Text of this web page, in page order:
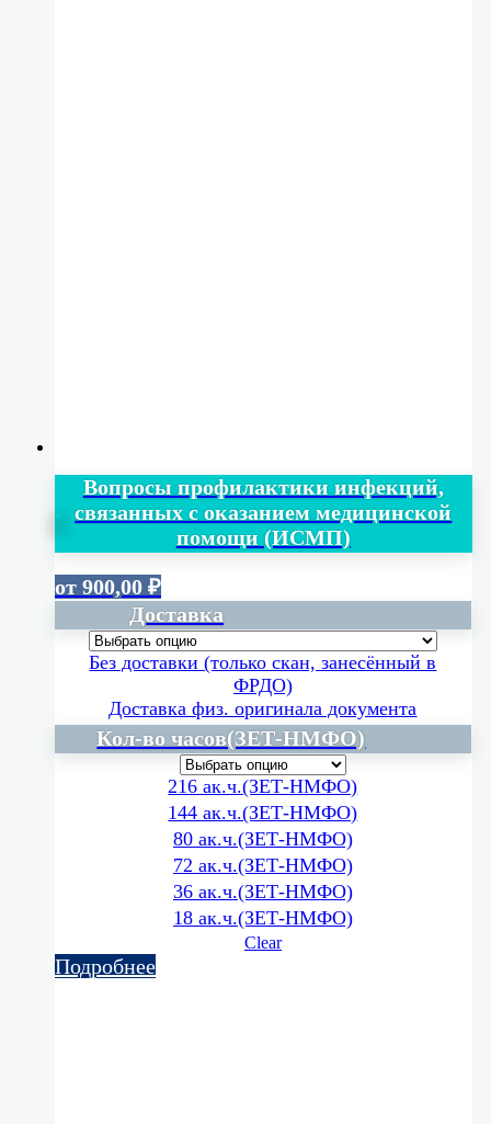
Вопросы профилактики инфекций,
связанных с оказанием медицинской
помощи (ИСМП)
от 900,00 ₽
Доставка
Без доставки (только скан, занесённый в
ФРДО)
Доставка физ. оригинала документа
Кол-во часов(ЗЕТ-НМФО)
216 ак.ч.(ЗЕТ-НМФО)
144 ак.ч.(ЗЕТ-НМФО)
80 ак.ч.(ЗЕТ-НМФО)
72 ак.ч.(ЗЕТ-НМФО)
36 ак.ч.(ЗЕТ-НМФО)
18 ак.ч.(ЗЕТ-НМФО)
Clear
Подробнее